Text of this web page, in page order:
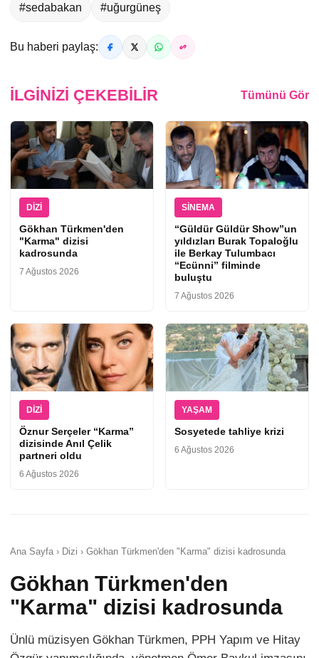
#sedabakan #uğurgüneş
Bu haberi paylaş:
İLGINIZI ÇEKEBILIR Tümünü Gör
DIZI
Gökhan Türkmen'den
"Karma" dizisi
kadrosunda
7 Ağustos 2026
SINEMA
“Güldür Güldür Show”un
yıldızları Burak Topaloğlu
ile Berkay Tulumbacı
“Ecünni” filminde
buluştu
7 Ağustos 2026
DIZI
Öznur Serçeler “Karma”
dizisinde Anıl Çelik
partneri oldu
6 Ağustos 2026
YAŞAM
Sosyetede tahliye krizi
6 Ağustos 2026
Ana Sayfa › Dizi › Gökhan Türkmen'den "Karma" dizisi kadrosunda
Gökhan Türkmen'den
"Karma" dizisi kadrosunda
Ünlü müzisyen Gökhan Türkmen, PPH Yapım ve Hitay